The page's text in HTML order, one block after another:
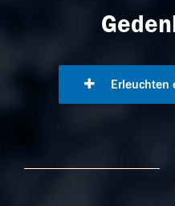
Erleuchten